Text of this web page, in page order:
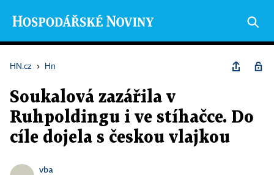
HN.cz › Hn
Soukalová zazářila v
Ruhpoldingu i ve stíhačce. Do
cíle dojela s českou vlajkou
vba